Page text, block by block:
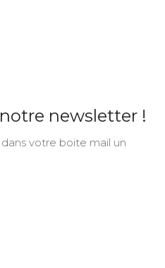
newsletter !
votre boite mail un